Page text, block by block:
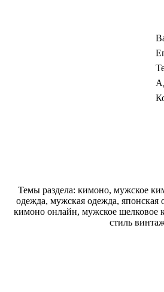
Темы раздела: кимоно, мужское
одежда, мужская одежда, японская
кимоно онлайн, мужское шелковое
стиль